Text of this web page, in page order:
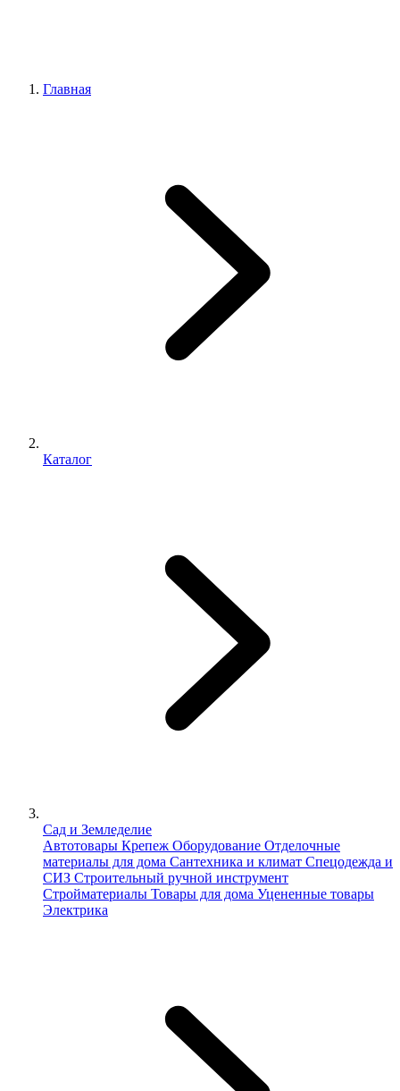
Главная
Каталог
Сад и Земледелие
Автотовары Крепеж Оборудование Отделочные
материалы для дома Сантехника и климат Спецодежда и
СИЗ Строительный ручной инструмент
Стройматериалы Товары для дома Уцененные товары
Электрика